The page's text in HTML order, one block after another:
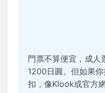
門票不算便宜，成
1200日圓。但如果
扣，像Klook或官方